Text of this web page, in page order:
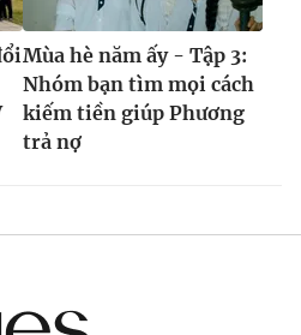
Mùa hè năm ấy - Tập 3:
Nhóm bạn tìm mọi cách
kiếm tiền giúp Phương
trả nợ